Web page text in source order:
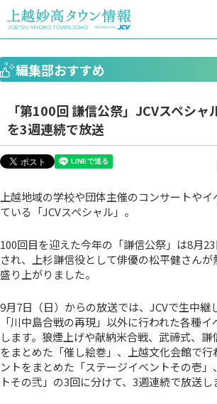
編集部おすすめ
「第100回 謙信公祭」JCVスペシャ
を3週連続で放送
上越地域の学校や団体主催のコンサートや
ている「JCVスペシャル」。
100回目を迎えた今年の「謙信公祭」は8月
され、上杉謙信役として俳優の松平健さん
盛り上がりました。
9月7日（日）からの放送では、JCVで生中継
「川中島合戦の再現」以外に行われた各種
します。狼煙上げや献納米合戦、武禘式、
をまとめた「催し絵巻」、上越文化会館で行
ントをまとめた「ステージイベントその壱
トその弐」の3回に分けて、3週連続で放送し